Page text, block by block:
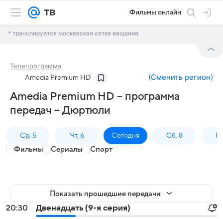
Фильмы онлайн
* транслируется московская сетка вещания
Телепрограмма
Amedia Premium HD (Сменить регион)
Amedia Premium HD – программа
передач – Дюртюли
Ср, 5 Чт, 6 Сегодня Сб, 8
Фильмы Сериалы Спорт
Показать прошедшие передачи
20:30
Двенадцать (9-я серия)